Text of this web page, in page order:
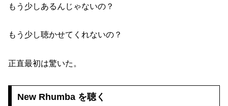
もう少しあるんじゃないの？
もう少し聴かせてくれないの？
正直最初は驚いた。
New Rhumba を聴く